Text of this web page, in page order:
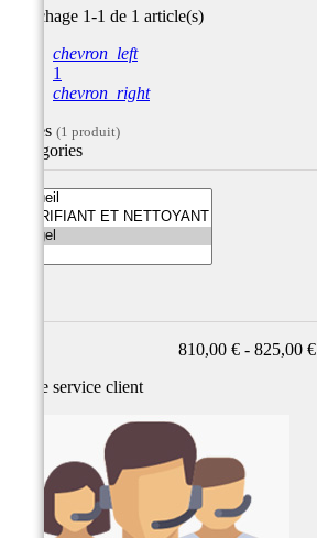
Affichage 1-1 de 1 article(s)
chevron_left
1
chevron_right
Filtres (1 produit)
Catégories
810,00 € - 825,00 €
Notre service client